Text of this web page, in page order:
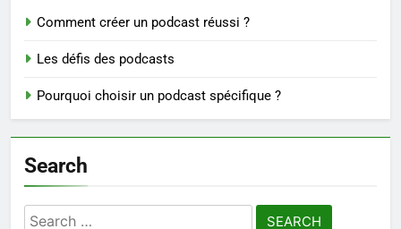
Comment créer un podcast réussi ?
Les défis des podcasts
Pourquoi choisir un podcast spécifique ?
Search
Search